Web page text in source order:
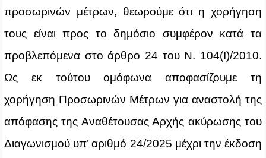
προσωρινών μέτρων, θεωρούμε ότι η χορήγηση
τους είναι προς το δημόσιο συμφέρον κατά τα
προβλεπόμενα στο άρθρο 24 του Ν. 104(Ι)/2010.
Ως εκ τούτου ομόφωνα αποφασίζουμε τη
χορήγηση Προσωρινών Μέτρων για αναστολή της
απόφασης της Αναθέτουσας Αρχής ακύρωσης του
Διαγωνισμού υπ’ αριθμό 24/2025 μέχρι την έκδοση